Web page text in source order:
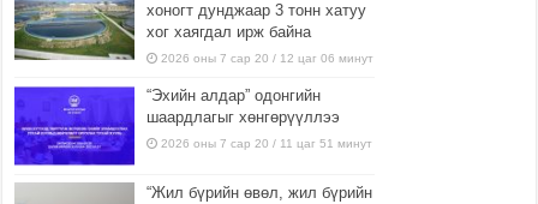
хоногт дунджаар 3 тонн хатуу
хог хаягдал ирж байна
2026 оны 7 сар 20 / 12 цаг 06 минут
“Эхийн алдар” одонгийн
шаардлагыг хөнгөрүүллээ
2026 оны 7 сар 20 / 11 цаг 51 минут
“Жил бүрийн өвөл, жил бүрийн